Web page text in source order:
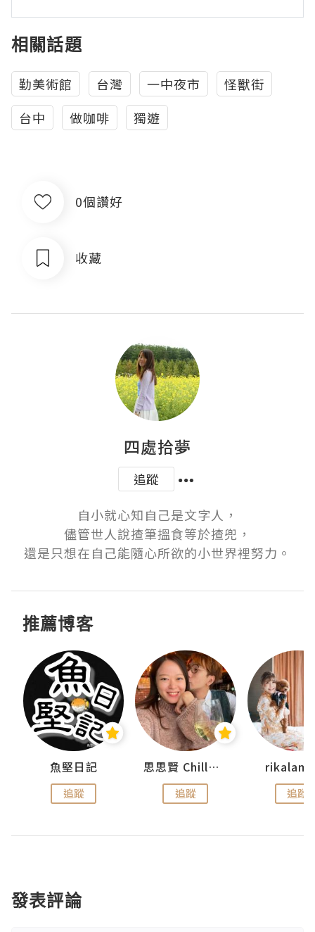
相關話題
勤美術館 台灣 一中夜市
怪獸街
台中
做咖啡 獨遊
0個讚好
收藏
四處拾夢
追蹤
自小就心知自己是文字人，
儘管世人說揸筆搵食等於揸兜，
還是只想在自己能隨心所欲的小世界裡努力。
推薦博客
魚堅日記
追蹤
思思賢 ChillMyBabe
追蹤 追蹤
發表評論